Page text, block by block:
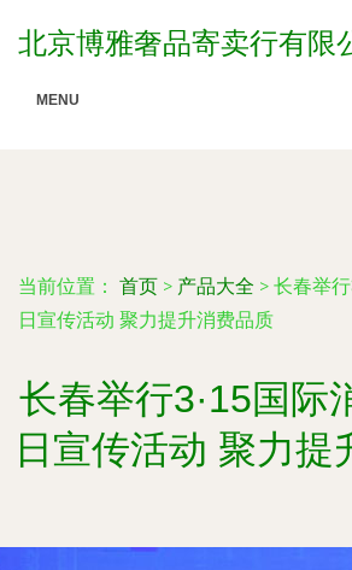
北京博雅奢品寄卖行有限
MENU
当前位置： 首页 > 产品大全 > 长春举
日宣传活动 聚力提升消费品质
长春举行3·15国际
日宣传活动 聚力提